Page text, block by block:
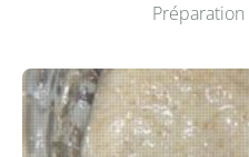
Préparation